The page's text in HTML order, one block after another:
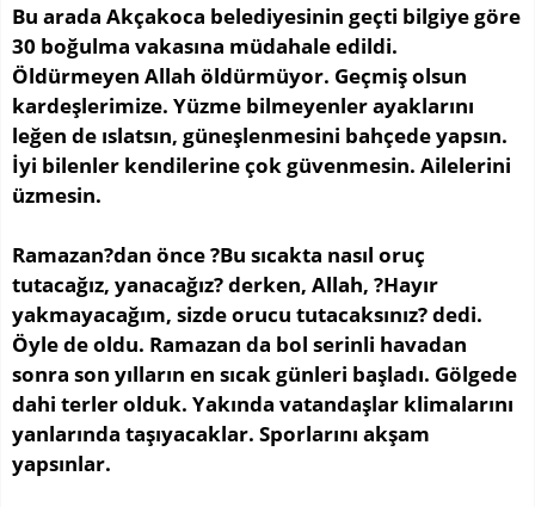
Bu arada Akçakoca belediyesinin geçti bilgiye göre
30 boğulma vakasına müdahale edildi.
Öldürmeyen Allah öldürmüyor. Geçmiş olsun
kardeşlerimize. Yüzme bilmeyenler ayaklarını
leğen de ıslatsın, güneşlenmesini bahçede yapsın.
İyi bilenler kendilerine çok güvenmesin. Ailelerini
üzmesin.
Ramazan?dan önce ?Bu sıcakta nasıl oruç
tutacağız, yanacağız? derken, Allah, ?Hayır
yakmayacağım, sizde orucu tutacaksınız? dedi.
Öyle de oldu. Ramazan da bol serinli havadan
sonra son yılların en sıcak günleri başladı. Gölgede
dahi terler olduk. Yakında vatandaşlar klimalarını
yanlarında taşıyacaklar. Sporlarını akşam
yapsınlar.